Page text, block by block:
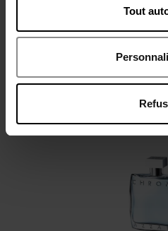
Tout
Oublié